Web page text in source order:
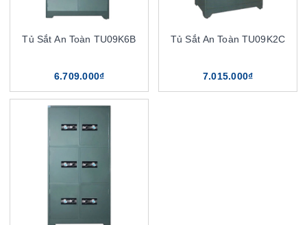
Tủ Sắt An Toàn TU09K6B
6.709.000₫
Tủ Sắt An Toàn TU09K2C
7.015.000₫